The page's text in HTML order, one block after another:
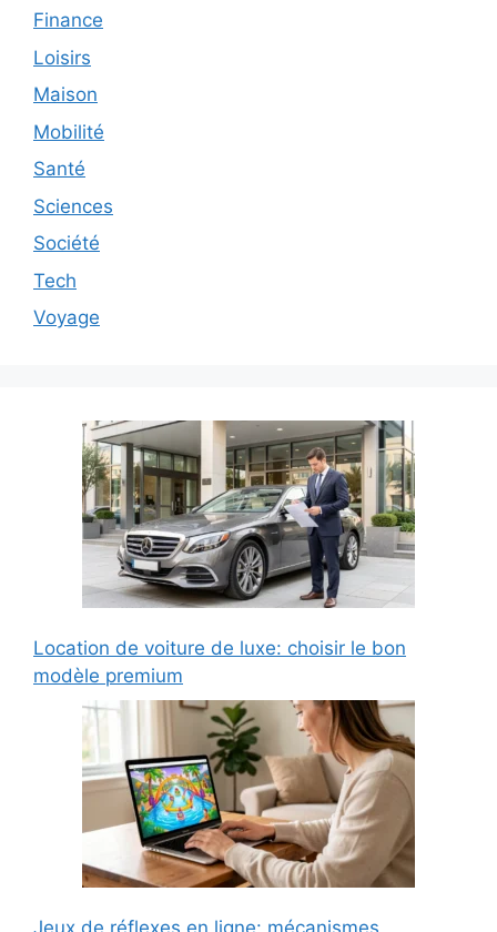
Finance
Loisirs
Maison
Mobilité
Santé
Sciences
Société
Tech
Voyage
Location de voiture de luxe: choisir le bon
modèle premium
Jeux de réflexes en ligne: mécanismes,